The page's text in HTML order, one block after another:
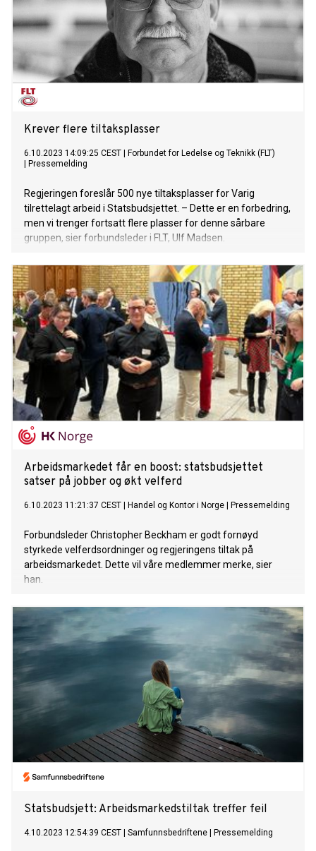
Krever flere tiltaksplasser
6.10.2023 14:09:25 CEST
Forbundet for Ledelse og Teknikk (FLT)
Pressemelding
Regjeringen foreslår 500 nye tiltaksplasser for Varig
tilrettelagt arbeid i Statsbudsjettet. – Dette er en forbedring,
men vi trenger fortsatt flere plasser for denne sårbare
gruppen, sier forbundsleder i FLT, Ulf Madsen.
Arbeidsmarkedet får en boost: statsbudsjettet
satser på jobber og økt velferd
6.10.2023 11:21:37 CEST Handel og Kontor i Norge Pressemelding
Forbundsleder Christopher Beckham er godt fornøyd
styrkede velferdsordninger og regjeringens tiltak på
arbeidsmarkedet. Dette vil våre medlemmer merke, sier
han.
Statsbudsjett: Arbeidsmarkedstiltak treffer feil
4.10.2023 12:54:39 CEST Samfunnsbedriftene Pressemelding